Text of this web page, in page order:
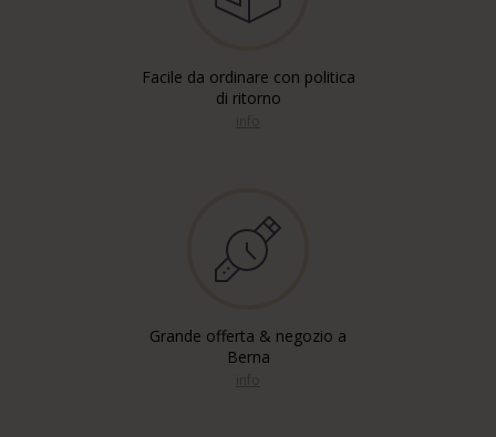
Facile da ordinare con politica
di ritorno
Grande offerta & negozio a
Berna